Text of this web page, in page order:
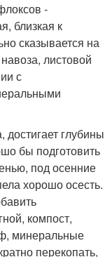
-
близкая к
сказывается на
листовой
с
глубины
бы подготовить
под осенние
хорошо осесть.
компост,
минеральные
перекопать,